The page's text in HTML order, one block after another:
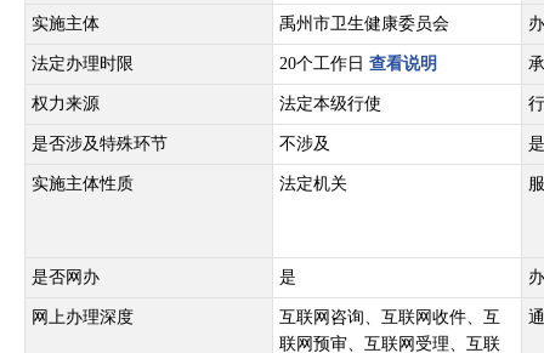
实施主体 禹州市卫生健康委员会
法定办理时限 20个工作日 查看说明
权力来源 法定本级行使
是否涉及特殊环节 不涉及
实施主体性质 法定机关
是否网办 是
网上办理深度
互联网咨询、互联网收件、互
联网预审、互联网受理、互联